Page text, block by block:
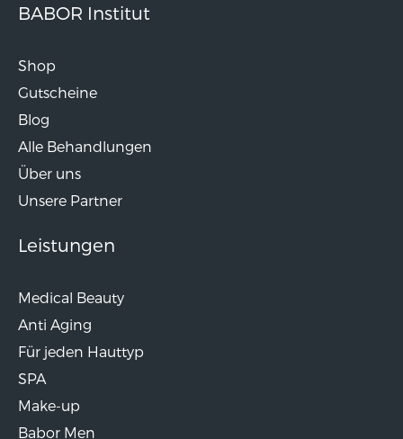
BABOR Institut
Shop
Gutscheine
Blog
Alle Behandlungen
Über uns
Unsere Partner
Leistungen
Medical Beauty
Anti Aging
Für jeden Hauttyp
SPA
Make-up
Babor Men